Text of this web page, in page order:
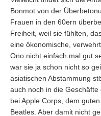
Bonmot von der
Frauen in den 60ern
Freiheit, weil sie fühlten,
eine ökonomische,
Ono nicht einfach mal gut
war sie ja schon nicht so
asiatischen Abstammung
auch noch in die
bei Apple Corps, dem
Beatles. Aber damit nicht